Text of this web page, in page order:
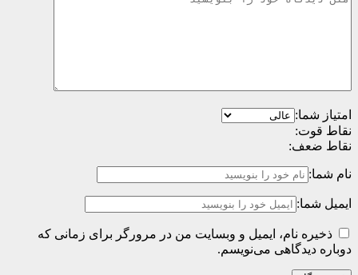
امتیاز شما:
نقاط قوت:
نقاط ضعف:
نام شما:
ایمیل شما:
ذخیره نام، ایمیل و وبسایت من در مرورگر برای زمانی که
دوباره دیدگاهی می‌نویسم.